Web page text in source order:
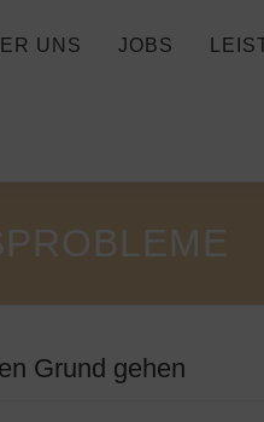
UNS JOBS
Grund gehen